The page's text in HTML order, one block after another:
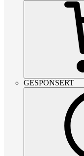
GESPONSERT